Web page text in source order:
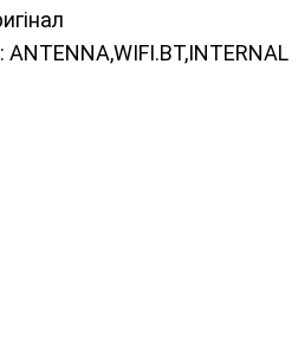
ANTENNA,WIFI.BT,INTERNAL